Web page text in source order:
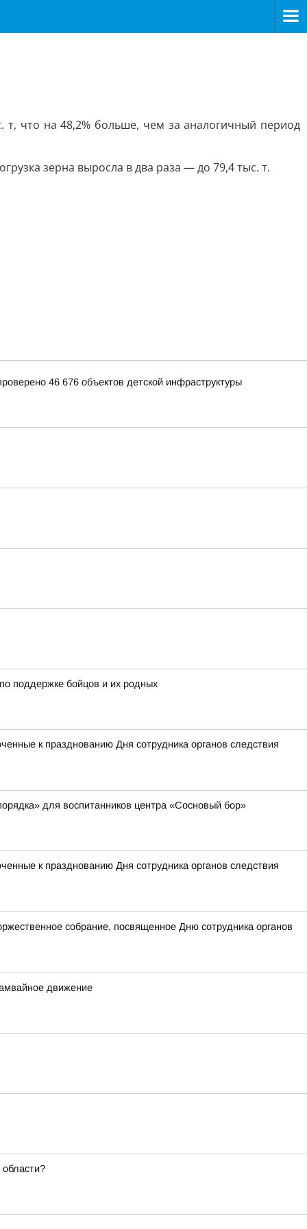
т, что на 48,2% больше, чем за аналогичный период
зерна выросла в два раза — до 79,4 тыс. т.
46 676 объектов детской инфраструктуры
поддержке бойцов и их родных
к празднованию Дня сотрудника органов следствия
для воспитанников центра «Сосновый бор»
к празднованию Дня сотрудника органов следствия
собрание, посвященное Дню сотрудника органов
движение